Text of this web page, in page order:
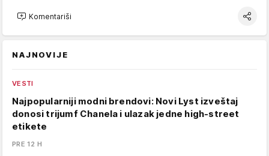
Komentariši
NAJNOVIJE
VESTI
Najpopularniji modni brendovi: Novi Lyst izveštaj
donosi trijumf Chanela i ulazak jedne high-street
etikete
PRE 12 H